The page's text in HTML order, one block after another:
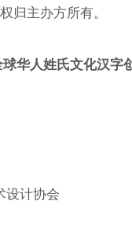
归主办方所有。
球华人姓氏文化汉字
设计协会